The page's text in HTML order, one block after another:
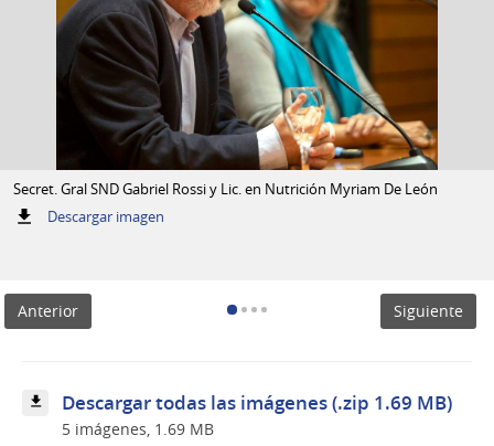
Secret. Gral SND Gabriel Rossi y Lic. en Nutrición Myriam De León
Descargar imagen:
Nutrición
Myriam
De
Anterior Siguiente
Descargar todas las imágenes (.zip 1.69 MB)
5 imágenes, 1.69 MB